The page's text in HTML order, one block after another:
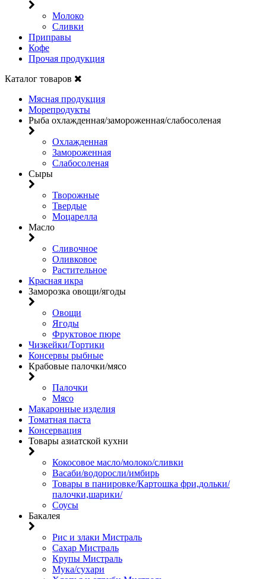
Молоко
Сливки
Приправы
Кофе
Прочая продукция
Каталог товаров
Мясная продукция
Морепродукты
Рыба охлажденная/замороженная/слабосоленая
Охлажденная
Замороженная
Слабосоленая
Сыры
Творожные
Твердые
Моцарелла
Масло
Сливочное
Оливковое
Растительное
Красная икра
Заморозка овощи/ягоды
Овощи
Ягоды
Фруктовое пюре
Чизкейки/Тортики
Консервы рыбные
Крабовые палочки/мясо
Палочки
Мясо
Макаронные изделия
Томатная паста
Консервация
Товары азиатской кухни
Кокосовое масло/молоко/сливки
Васаби/водоросли/имбирь
Товары в панировке/Картошка фри,дольки/
палочки,шарики/
Соусы
Бакалея
Рис и злаки Мистраль
Сахар Мистраль
Крупы Мистраль
Мука/сухари